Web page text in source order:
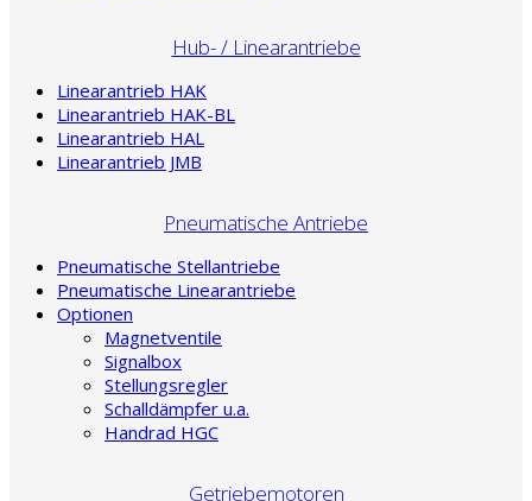
Hub- / Linearantriebe
Linearantrieb HAK
Linearantrieb HAK-BL
Linearantrieb HAL
Linearantrieb JMB
Pneumatische Antriebe
Pneumatische Stellantriebe
Pneumatische Linearantriebe
Optionen
Magnetventile
Signalbox
Stellungsregler
Schalldämpfer u.a.
Handrad HGC
Getriebemotoren